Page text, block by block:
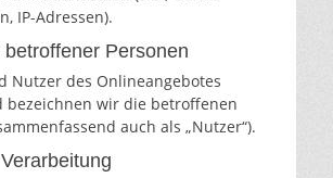
IP-Adressen).
betroffener Personen
Nutzer des Onlineangebotes
bezeichnen wir die betroffenen
auch als „Nutzer“).